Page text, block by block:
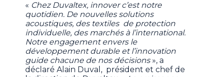
« Chez Duvaltex, innover c’est notre
quotidien. De nouvelles solutions
acoustiques, des textiles de protection
individuelle, des marchés à l’international.
Notre engagement envers le
développement durable et l’innovation
guide chacune de nos décisions», a
déclaré Alain Duval, président et chef de